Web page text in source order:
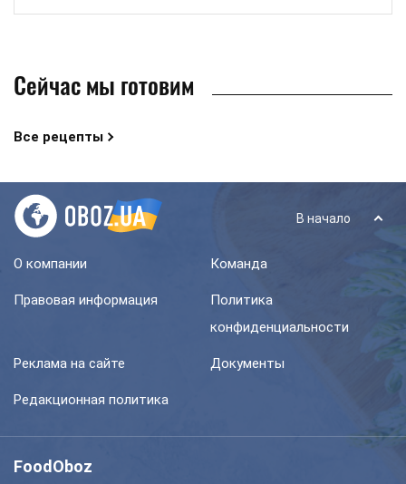
Сейчас мы готовим
Все рецепты
В начало
О компании Команда
Правовая информация
Политика
конфиденциальности
Реклама на сайте Документы
Редакционная политика
FoodOboz